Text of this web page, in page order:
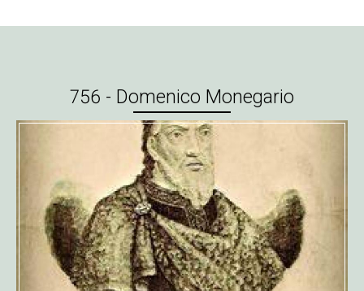
756 - Domenico Monegario